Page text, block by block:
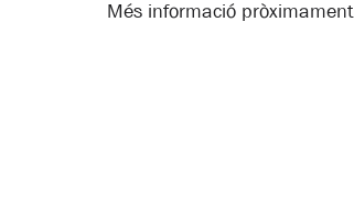
Més informació pròximament.